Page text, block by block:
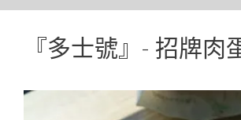
『多士號』- 招牌肉